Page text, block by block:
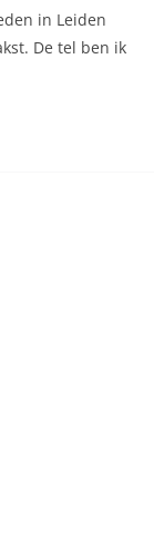
in Leiden
De tel ben ik